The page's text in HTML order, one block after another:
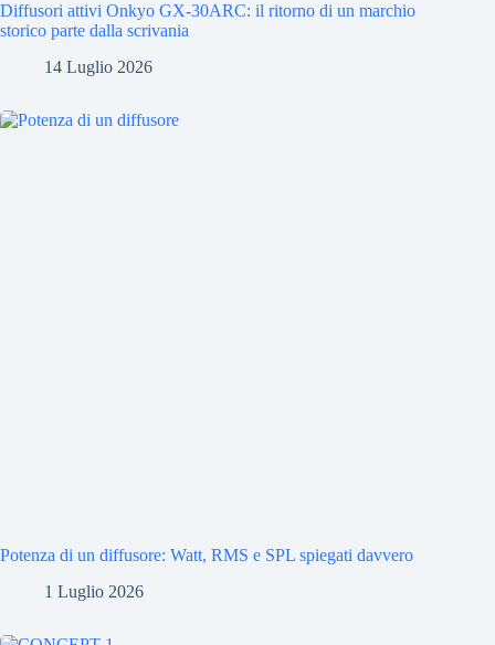
Diffusori attivi Onkyo GX-30ARC: il ritorno di un marchio
storico parte dalla scrivania
14 Luglio 2026
Potenza di un diffusore: Watt, RMS e SPL spiegati davvero
1 Luglio 2026